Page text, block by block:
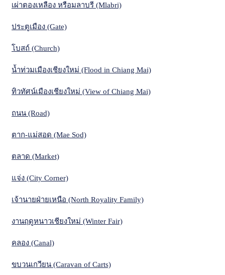
เผ่าตองเหลือง หรือมลาบรี (Mlabri)
ประตูเมือง (Gate)
โบสถ์ (Church)
น้ำท่วมเมืองเชียงใหม่ (Flood in Chiang Mai)
ทิวทัศน์เมืองเชียงใหม่ (View of Chiang Mai)
ถนน (Road)
ตาก-แม่สอด (Mae Sod)
ตลาด (Market)
แจ่ง (City Corner)
เจ้านายฝ่ายเหนือ (North Royality Family)
งานฤดูหนาวเชียงใหม่ (Winter Fair)
คลอง (Canal)
ขบวนเกวียน (Caravan of Carts)